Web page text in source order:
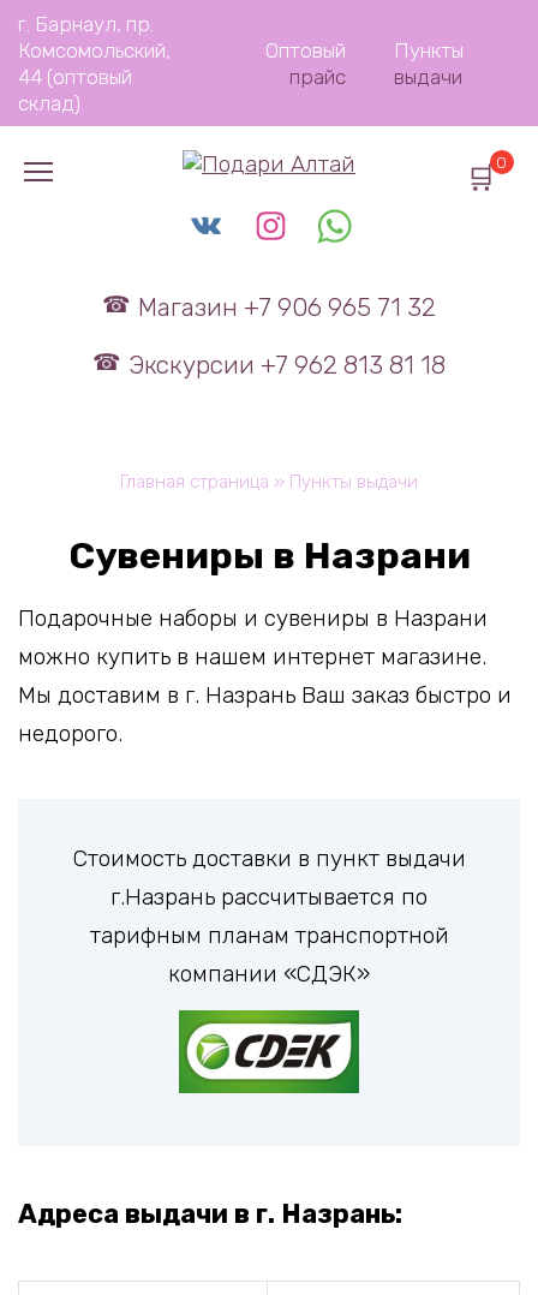
Перейти
содержанию
г. Барнаул, пр.
Комсомольский,
44 (оптовый
склад)
Оптовый
прайс
Пункты
выдачи
Магазин +7 906 965 71 32
Экскурсии +7 962 813 81 18
0
Главная страница » Пункты выдачи
Сувениры в Назрани
Подарочные наборы и сувениры в Назрани
можно купить в нашем интернет магазине.
Мы доставим в г. Назрань Ваш заказ быстро и
недорого.
Стоимость доставки в пункт выдачи
г.Назрань рассчитывается по
тарифным планам транспортной
компании «СДЭК»
Адреса выдачи в г. Назрань: